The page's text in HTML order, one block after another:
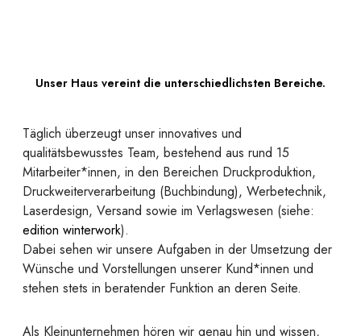
Unser Haus vereint die unterschiedlichsten Bereiche.
Täglich überzeugt unser innovatives und
qualitätsbewusstes Team, bestehend aus rund 15
Mitarbeiter*innen, in den Bereichen Druckproduktion,
Druckweiterverarbeitung (Buchbindung), Werbetechnik,
Laserdesign, Versand sowie im Verlagswesen (siehe:
edition winterwork).
Dabei sehen wir unsere Aufgaben in der Umsetzung der
Wünsche und Vorstellungen unserer Kund*innen und
stehen stets in beratender Funktion an deren Seite.
Als Kleinunternehmen hören wir genau hin und wissen,